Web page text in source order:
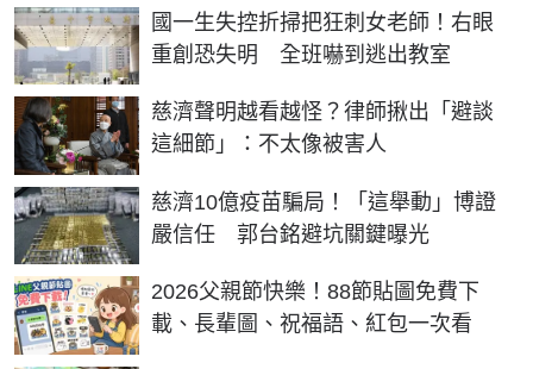
國一生失控折掃把狂刺女老師！右眼
重創恐失明 全班嚇到逃出教室
慈濟聲明越看越怪？律師揪出「避談
這細節」：不太像被害人
慈濟10億疫苗騙局！「這舉動」博證
嚴信任 郭台銘避坑關鍵曝光
2026父親節快樂！88節貼圖免費下
載、長輩圖、祝福語、紅包一次看